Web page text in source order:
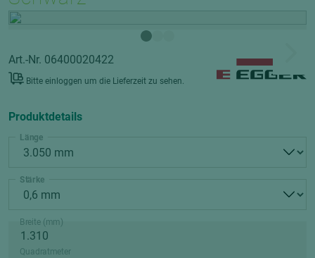
Art.-Nr. 06400020422
Bitte einloggen um die Lieferzeit zu sehen.
Produktdetails
Länge
Stärke
Breite (mm)
Quadratmeter